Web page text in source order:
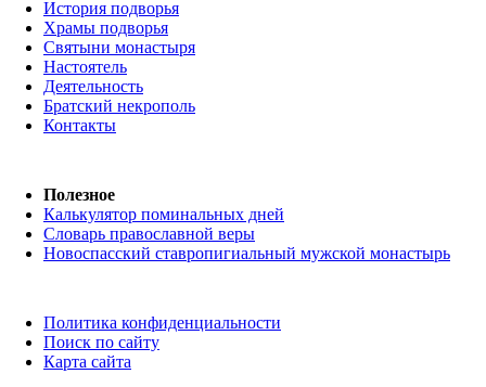
История подворья
Храмы подворья
Святыни монастыря
Настоятель
Деятельность
Братский некрополь
Контакты
Полезное
Калькулятор поминальных дней
Словарь православной веры
Новоспасский ставропигиальный мужской монастырь
Политика конфиденциальности
Поиск по сайту
Карта сайта